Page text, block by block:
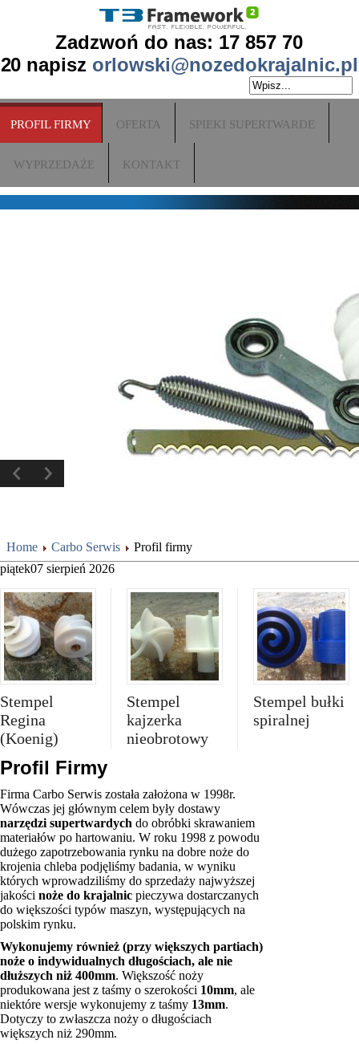
Zadzwoń do nas: 17 857 70
20 napisz orlowski@nozedokrajalnic.pl
PROFIL FIRMY OFERTA SPIEKI SUPERTWARDE
WYPRZEDAŻE KONTAKT
Home Carbo Serwis
Profil firmy
piątek07 sierpień 2026
Stempel
Regina
(Koenig)
Stempel
kajzerka
nieobrotowy
Stempel bułki
spiralnej
Profil Firmy
Firma Carbo Serwis została założona w 1998r.
Wówczas jej głównym celem były dostawy
narzędzi supertwardych do obróbki skrawaniem
materiałów po hartowaniu. W roku 1998 z powodu
dużego zapotrzebowania rynku na dobre noże do
krojenia chleba podjęliśmy badania, w wyniku
których wprowadziliśmy do sprzedaży najwyższej
jakości noże do krajalnic pieczywa dostarczanych
do większości typów maszyn, występujących na
polskim rynku.
Wykonujemy również (przy większych partiach)
noże o indywidualnych długościach, ale nie
dłuższych niż 400mm. Większość noży
produkowana jest z taśmy o szerokości 10mm, ale
niektóre wersje wykonujemy z taśmy 13mm.
Dotyczy to zwłaszcza noży o długościach
większych niż 290mm.